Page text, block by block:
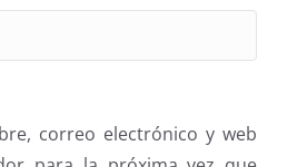
correo electrónico y web